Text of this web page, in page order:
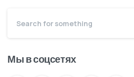
Мы в соцсетях